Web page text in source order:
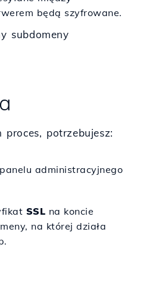
będą szyfrowane.
subdomeny
potrzebujesz:
administracyjnego
SSL na koncie
na której działa